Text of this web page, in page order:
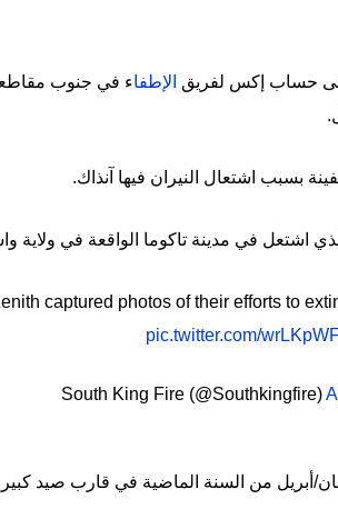
حساب إكس لفريق الإطفا
بسبب اشتعال النيران فيها آنذاك.
اشتعل في مدينة تاكوما الواقعة في ولاية
captured photos of their efforts to
pic.twitter.com/